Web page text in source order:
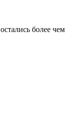
более чем